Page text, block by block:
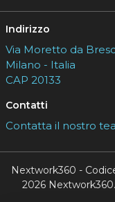
Indirizzo
Via Moretto da
Milano - Italia
CAP 20133
Contatti
Contatta il nostro
Nextwork360 -
2026